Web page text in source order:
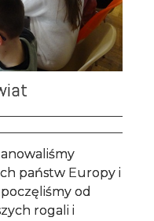
państw Europy i
od
rogali i